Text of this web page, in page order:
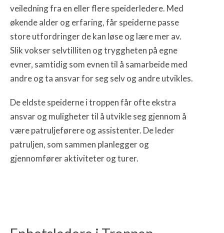
veiledning fra en eller flere speiderledere. Med
økende alder og erfaring, får speiderne passe
store utfordringer de kan løse og lære mer av.
Slik vokser selvtilliten og tryggheten på egne
evner, samtidig som evnen til å samarbeide med
andre og ta ansvar for seg selv og andre utvikles.
De eldste speiderne i troppen får ofte ekstra
ansvar og muligheter til å utvikle seg gjennom å
være patruljeførere og assistenter. De leder
patruljen, som sammen planlegger og
gjennomfører aktiviteter og turer.